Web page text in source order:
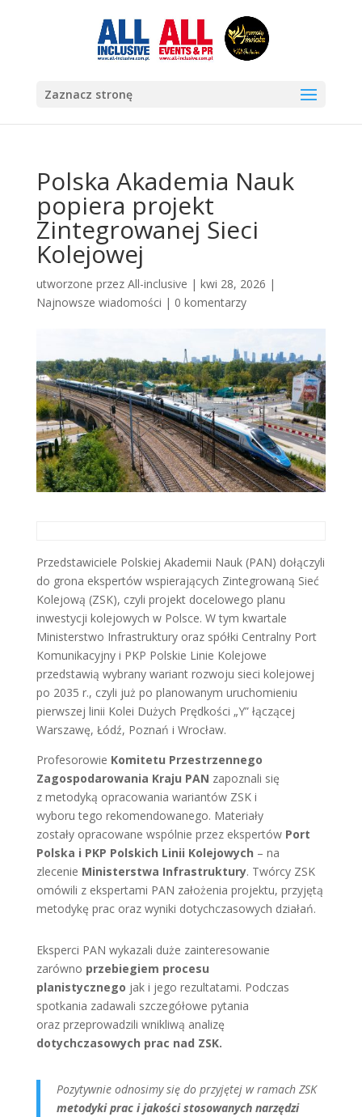
Zaznacz stronę
Polska Akademia Nauk
popiera projekt
Zintegrowanej Sieci
Kolejowej
utworzone przez All-inclusive | kwi 28, 2026 |
Najnowsze wiadomości | 0 komentarzy
Przedstawiciele Polskiej Akademii Nauk (PAN) dołączyli
do grona ekspertów wspierających Zintegrowaną Sieć
Kolejową (ZSK), czyli projekt docelowego planu
inwestycji kolejowych w Polsce. W tym kwartale
Ministerstwo Infrastruktury oraz spółki Centralny Port
Komunikacyjny i PKP Polskie Linie Kolejowe
przedstawią wybrany wariant rozwoju sieci kolejowej
po 2035 r., czyli już po planowanym uruchomieniu
pierwszej linii Kolei Dużych Prędkości „Y” łączącej
Warszawę, Łódź, Poznań i Wrocław.
Profesorowie Komitetu Przestrzennego
Zagospodarowania Kraju PAN zapoznali się
z metodyką opracowania wariantów ZSK i
wyboru tego rekomendowanego. Materiały
zostały opracowane wspólnie przez ekspertów Port
Polska i PKP Polskich Linii Kolejowych – na
zlecenie Ministerstwa Infrastruktury. Twórcy ZSK
omówili z ekspertami PAN założenia projektu, przyjętą
metodykę prac oraz wyniki dotychczasowych działań.
Eksperci PAN wykazali duże zainteresowanie
zarówno przebiegiem procesu
planistycznego jak i jego rezultatami. Podczas
spotkania zadawali szczegółowe pytania
oraz przeprowadzili wnikliwą analizę
dotychczasowych prac nad ZSK.
Pozytywnie odnosimy się do przyjętej w ramach ZSK
metodyki prac i jakości stosowanych narzędzi